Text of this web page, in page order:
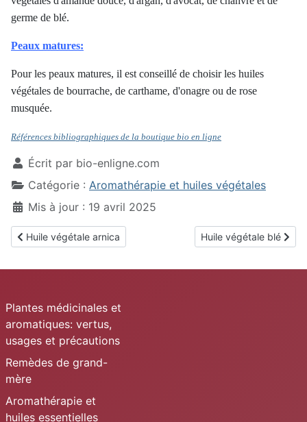
germe de blé.
Peaux matures:
Pour les peaux matures, il est conseillé de choisir les huiles
végétales de bourrache, de carthame, d'onagre ou de rose
musquée.
Références bibliographiques de la boutique bio en ligne
Écrit par bio-enligne.com
Catégorie : Aromathérapie et huiles végétales
Mis à jour : 19 avril 2025
Article précédent : Huile végétale arnica
Huile végétale arnica Article suivant : Huile
Huile végétale blé
Plantes médicinales et
aromatiques: vertus,
usages et précautions
Remèdes de grand-
mère
Aromathérapie et
huiles essentielles